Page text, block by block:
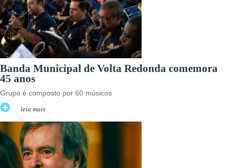
Banda Municipal de Volta Redonda comemora
45 anos
Grupo é composto por 60 músicos
leia mais